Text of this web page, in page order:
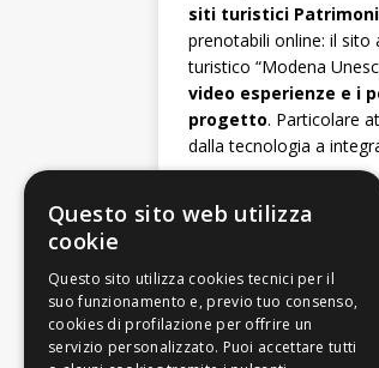
siti turistici
prenotabili online: il
turistico “Modena
video esperienze e i
progetto. Particolare
dalla tecnologia a
Il progetto di brand e
promozione della città
“Fondo
paesaggistica nei
dell’umanità”) con un
e si concluderà nel
aggiudicate il bando del
Questo sito web utilizza
cookie